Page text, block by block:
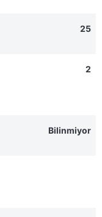
25
2
Bilinmiyor